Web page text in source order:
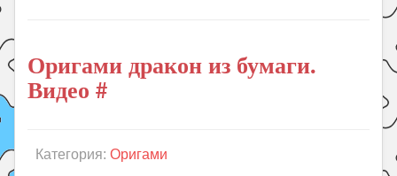
Книги
Рукоделие
Уроки
Оригами дракон из бумаги.
Видео #
Категория:Оригами